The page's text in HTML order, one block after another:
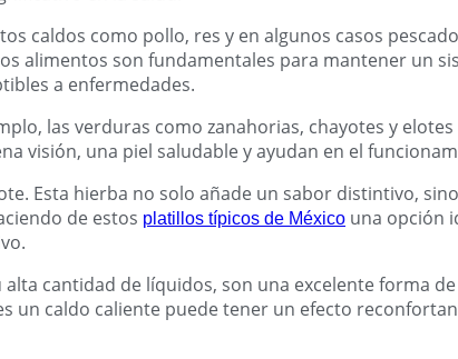
caldos como pollo, res y en algunos casos
alimentos son fundamentales para mantener un
a enfermedades.
las verduras como zanahorias, chayotes y
visión, una piel saludable y ayudan en el
Esta hierba no solo añade un sabor distintivo,
de estos platillos típicos de México una opción
cantidad de líquidos, son una excelente forma
un caldo caliente puede tener un efecto